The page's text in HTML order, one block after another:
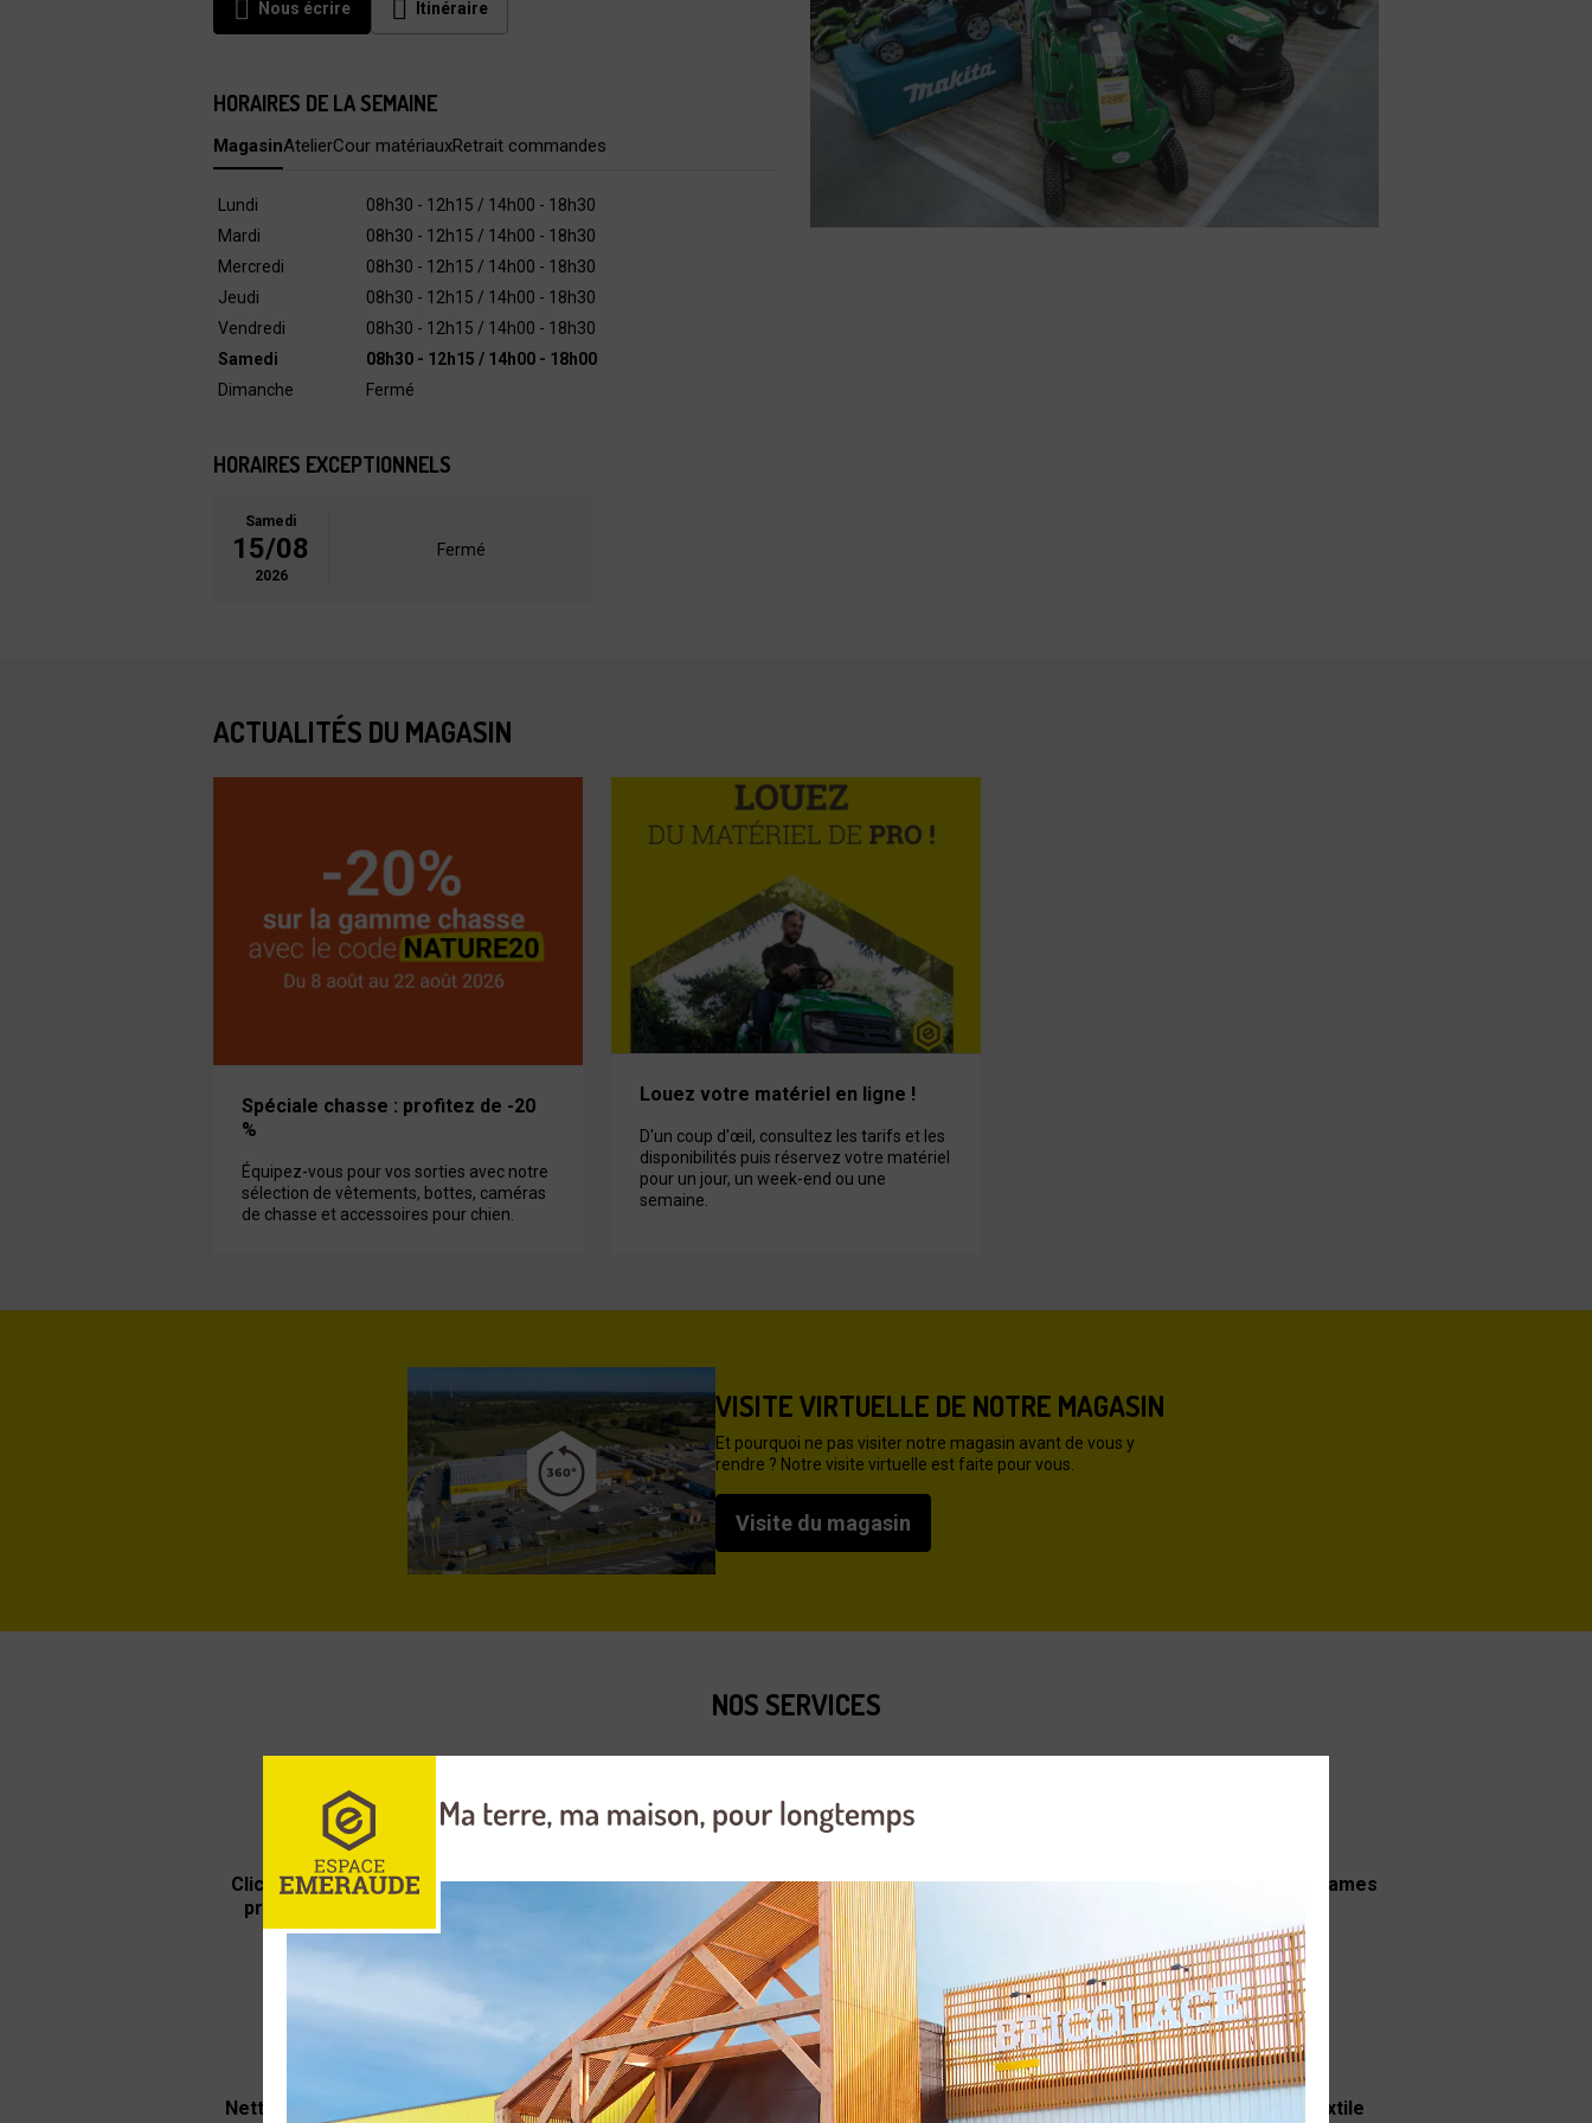
Nous écrire Itinéraire
HORAIRES DE LA SEMAINE
MagasinAtelierCour matériauxRetrait commandes
Lundi
08h30 - 12h15 / 14h00 - 18h30
Mardi
08h30 - 12h15 / 14h00 - 18h30
Mercredi
08h30 - 12h15 / 14h00 - 18h30
Jeudi
08h30 - 12h15 / 14h00 - 18h30
Vendredi
08h30 - 12h15 / 14h00 - 18h30
Samedi
08h30 - 12h15 / 14h00 - 18h00
Dimanche
Fermé
HORAIRES EXCEPTIONNELS
Samedi
15/08
2026
Fermé
ACTUALITÉS DU MAGASIN
Spéciale chasse : profitez de -20
%
Équipez-vous pour vos sorties avec notre
sélection de vêtements, bottes, caméras
de chasse et accessoires pour chien.
Louez votre matériel en ligne !
D'un coup d'œil, consultez les tarifs et les
disponibilités puis réservez votre matériel
pour un jour, un week-end ou une
semaine.
VISITE VIRTUELLE DE NOTRE MAGASIN
Et pourquoi ne pas visiter notre magasin avant de vous y
rendre ? Notre visite virtuelle est faite pour vous.
Visite du magasin
NOS SERVICES
Click & Collect commande
prête en 2h au magasin
Atelier entretien et
réparation d'outils de
motoculture
Carte fidélité et avantages
Affûtage de chaînes et lames
Nettoyage par ultrasons de
Mise en service robot de
Matériel d'occasion Personnalisation de textile